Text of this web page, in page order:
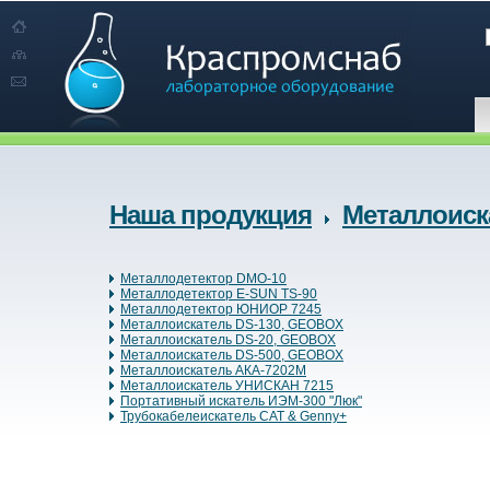
Наша продукция
Металлодетектор DMO-10
Металлодетектор E-SUN TS-90
Металлодетектор ЮНИОР 7245
Металлоискатель DS-130, GEOBOX
Металлоискатель DS-20, GEOBOX
Металлоискатель DS-500, GEOBOX
Металлоискатель АКА-7202М
Металлоискатель УНИСКАН 7215
Портативный искатель ИЭМ-300 "Люк"
Трубокабелеискатель САТ & Genny+